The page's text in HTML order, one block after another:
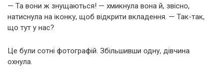
— Та вони ж знущаються! — хмикнула вона й, звісно,
натиснула на іконку, щоб відкрити вкладення. — Так-так,
що тут у нас?
Це були сотні фотографій. Збільшивши одну, дівчина
охнула.